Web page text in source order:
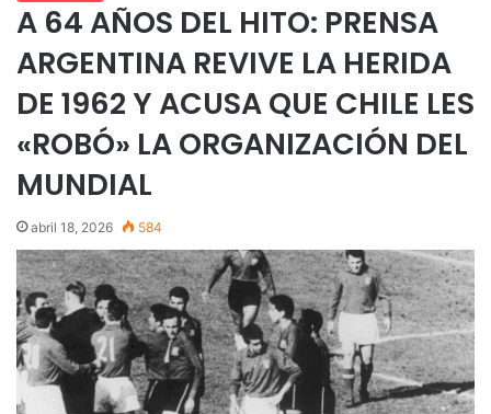
A 64 AÑOS DEL HITO: PRENSA
ARGENTINA REVIVE LA HERIDA
DE 1962 Y ACUSA QUE CHILE LES
«ROBÓ» LA ORGANIZACIÓN DEL
MUNDIAL
abril 18, 2026 584